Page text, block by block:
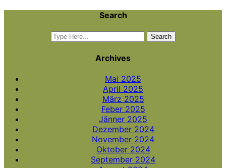
Search
Archives
Mai 2025
April 2025
März 2025
Feber 2025
Jänner 2025
Dezember 2024
November 2024
Oktober 2024
September 2024